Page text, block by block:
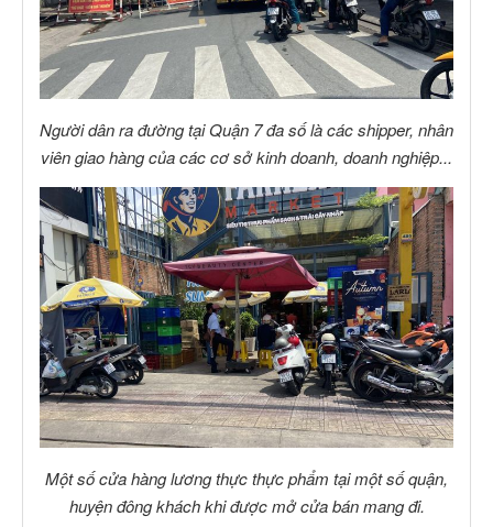
Người dân ra đường tại Quận 7 đa số là các shipper, nhân
viên giao hàng của các cơ sở kinh doanh, doanh nghiệp...
Một số cửa hàng lương thực thực phẩm tại một số quận,
huyện đông khách khi được mở cửa bán mang đi.